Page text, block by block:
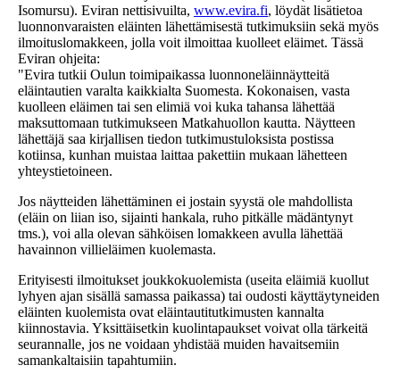
Isomursu). Eviran nettisivuilta, www.evira.fi, löydät lisätietoa
luonnonvaraisten eläinten lähettämisestä tutkimuksiin sekä myös
ilmoituslomakkeen, jolla voit ilmoittaa kuolleet eläimet. Tässä
Eviran ohjeita:
"Evira tutkii Oulun toimipaikassa luonnoneläinnäytteitä
eläintautien varalta kaikkialta Suomesta. Kokonaisen, vasta
kuolleen eläimen tai sen elimiä voi kuka tahansa lähettää
maksuttomaan tutkimukseen Matkahuollon kautta. Näytteen
lähettäjä saa kirjallisen tiedon tutkimustuloksista postissa
kotiinsa, kunhan muistaa laittaa pakettiin mukaan lähetteen
yhteystietoineen.
Jos näytteiden lähettäminen ei jostain syystä ole mahdollista
(eläin on liian iso, sijainti hankala, ruho pitkälle mädäntynyt
tms.), voi alla olevan sähköisen lomakkeen avulla lähettää
havainnon villieläimen kuolemasta.
Erityisesti ilmoitukset joukkokuolemista (useita eläimiä kuollut
lyhyen ajan sisällä samassa paikassa) tai oudosti käyttäytyneiden
eläinten kuolemista ovat eläintautitutkimusten kannalta
kiinnostavia. Yksittäisetkin kuolintapaukset voivat olla tärkeitä
seurannalle, jos ne voidaan yhdistää muiden havaitsemiin
samankaltaisiin tapahtumiin.